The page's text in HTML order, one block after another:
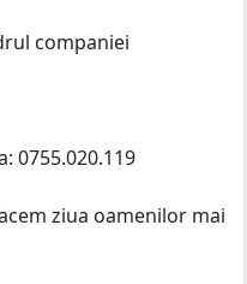
companiei
0755.020.119
ziua oamenilor mai